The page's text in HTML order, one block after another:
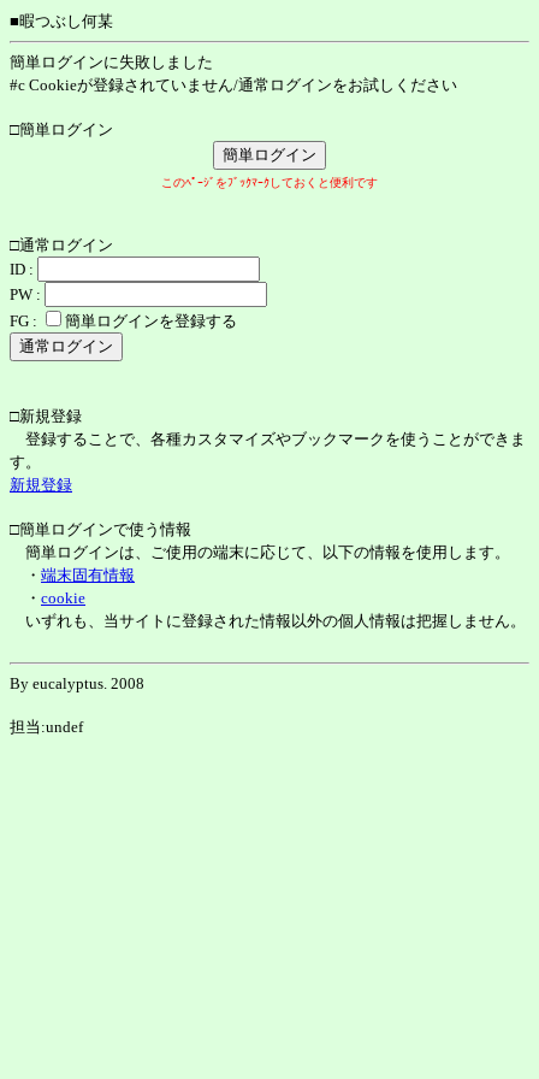
■暇つぶし何某
簡単ログインに失敗しました
#c Cookieが登録されていません/通常ログインをお試しください
□簡単ログイン
このﾍﾟｰｼﾞをﾌﾞｯｸﾏｰｸしておくと便利です
□通常ログイン
ID :
PW :
FG :
簡単ログインを登録する
□新規登録
登録することで、各種カスタマイズやブックマークを使うことができま
す。
新規登録
□簡単ログインで使う情報
簡単ログインは、ご使用の端末に応じて、以下の情報を使用します。
・ 端末固有情報
・ cookie
いずれも、当サイトに登録された情報以外の個人情報は把握しません。
By eucalyptus. 2008
担当:undef